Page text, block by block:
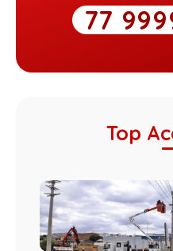
77
Top